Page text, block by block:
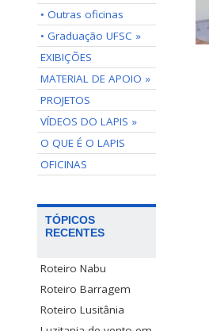
• Outras oficinas
• Graduação UFSC »
EXIBIÇÕES
MATERIAL DE APOIO »
PROJETOS
VÍDEOS DO LAPIS »
O QUE É O LAPIS
OFICINAS
TÓPICOS
RECENTES
Roteiro Nabu
Roteiro Barragem
Roteiro Lusitânia